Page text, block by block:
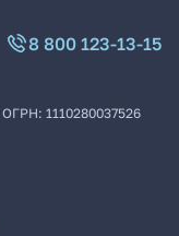
8 800 123-13-15
ОГРН: 1110280037526